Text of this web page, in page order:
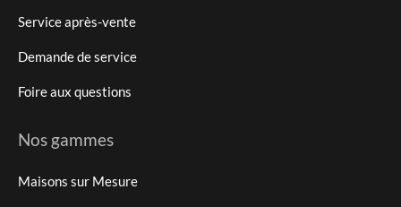
Service après-vente
Demande de service
Foire aux questions
Nos gammes
Maisons sur Mesure